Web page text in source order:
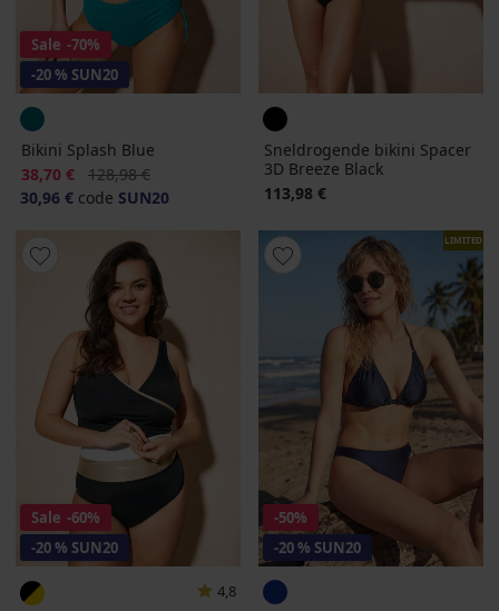
Sale -70%
-20 % SUN20
Bikini Splash Blue
Korting
38,70 € Oorspronkelijke prijs
128,98 €
30,96 € code SUN20
Sneldrogende bikini Spacer
3D Breeze Black
113,98 €
Sale -60%
-20 % SUN20
4,8
LIMITED
-50%
-20 % SUN20